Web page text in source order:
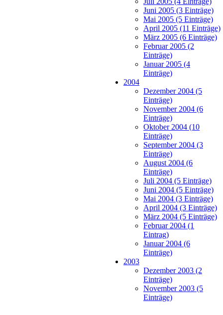
Juni 2005 (3 Einträge)
Mai 2005 (5 Einträge)
April 2005 (11 Einträge)
März 2005 (6 Einträge)
Februar 2005 (2
Einträge)
Januar 2005 (4
Einträge)
2004
Dezember 2004 (5
Einträge)
November 2004 (6
Einträge)
Oktober 2004 (10
Einträge)
September 2004 (3
Einträge)
August 2004 (6
Einträge)
Juli 2004 (5 Einträge)
Juni 2004 (5 Einträge)
Mai 2004 (3 Einträge)
April 2004 (3 Einträge)
März 2004 (5 Einträge)
Februar 2004 (1
Eintrag)
Januar 2004 (6
Einträge)
2003
Dezember 2003 (2
Einträge)
November 2003 (5
Einträge)